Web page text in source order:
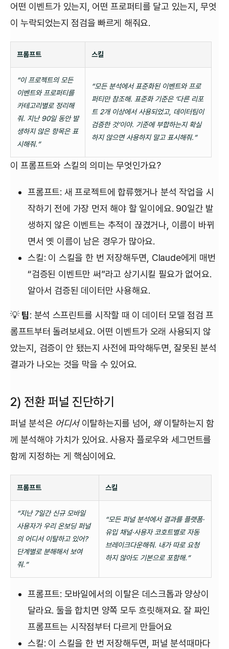
어떤 이벤트가 있는지, 어떤 프로퍼티를 달고 있는지, 무엇
이 누락되었는지 점검을 빠르게 해줘요.
프롬프트 스킬
“이 프로젝트의 모든
이벤트와 프로퍼티를
카테고리별로 정리해
줘. 지난 90일 동안 발
생하지 않은 항목은 표
시해줘.”
“모든 분석에서 표준화된 이벤트와 프로
퍼티만 참조해. 표준화 기준은 ‘다른 리포
트 2개 이상에서 사용되었고, 데이터팀이
검증한 것’이야. 기준에 부합하는지 확실
하지 않으면 사용하지 말고 표시해줘.”
이 프롬프트와 스킬의 의미는 무엇인가요?
프롬프트: 새 프로젝트에 합류했거나 분석 작업을 시
작하기 전에 가장 먼저 해야 할 일이에요. 90일간 발
생하지 않은 이벤트는 추적이 끊겼거나, 이름이 바뀌
면서 옛 이름이 남은 경우가 많아요.
스킬: 이 스킬을 한 번 저장해두면, Claude에게 매번
“검증된 이벤트만 써”라고 상기시킬 필요가 없어요.
알아서 검증된 데이터만 사용해요.
💡 팁: 분석 스프린트를 시작할 때 이 데이터 모델 점검 프
롬프트부터 돌려보세요. 어떤 이벤트가 오래 사용되지 않
았는지, 검증이 안 됐는지 사전에 파악해두면, 잘못된 분석
결과가 나오는 것을 막을 수 있어요.
2) 전환 퍼널 진단하기
퍼널 분석은 어디서이탈하는지를 넘어, 왜이탈하는지 함
께 분석해야 가치가 있어요. 사용자 플로우와 세그먼트를
함께 지정하는 게 핵심이에요.
프롬프트 스킬
“지난 7일간 신규 모바일
사용자가 우리 온보딩 퍼널
의 어디서 이탈하고 있어?
단계별로 분해해서 보여
줘.”
“모든 퍼널 분석에서 결과를 플랫폼·
유입 채널·사용자 코호트별로 자동
브레이크다운해줘. 내가 따로 요청
하지 않아도 기본으로 포함해.”
프롬프트: 모바일에서의 이탈은 데스크톱과 양상이
달라요. 둘을 합치면 양쪽 모두 흐릿해져요. 잘 짜인
프롬프트는 시작점부터 다르게 만들어요
스킬: 이 스킬을 한 번 저장해두면, 퍼널 분석때마다